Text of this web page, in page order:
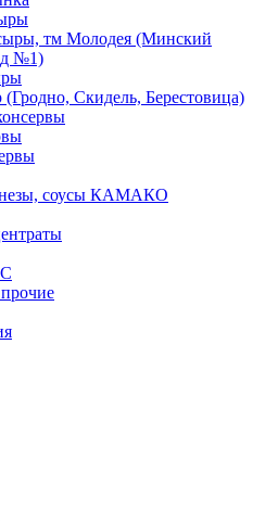
тм Молодея (Минский
№1)
Скидель, Берестовица)
соусы КАМАКО